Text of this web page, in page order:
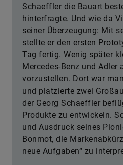
Schaeffler die Bauart
hinterfragte. Und wie da
seiner Überzeugung: Mit
stellte er den ersten
Tag fertig. Wenig später
Mercedes-Benz und Adler
vorzustellen. Dort war
und platzierte zwei
der Georg Schaeffler
Produkte zu entwickeln.
und Ausdruck seines
Bonmot, die
neue Aufgaben“ zu